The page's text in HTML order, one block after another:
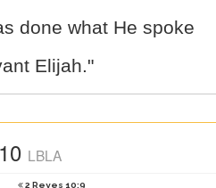
done what He spoke
Elijah."
LBLA
2 Reyes 10:9